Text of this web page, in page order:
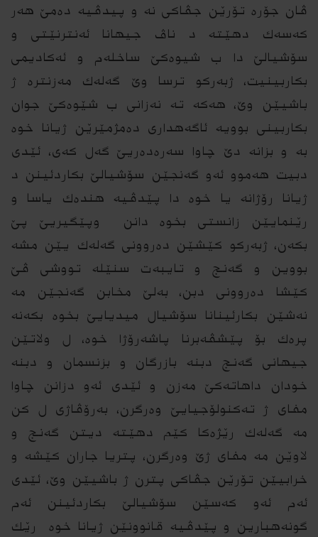
ڤان جۆره‌ تۆرێن جڤاكى نه‌ و پیدڤیه‌ ده‌مێ هه‌ر
كه‌سه‌ك دهێته‌ د ناڤ جیهانا ئه‌نترنێتى و
سۆشیالێ دا ب شیوه‌كێ ساخله‌م و ئه‌كادیمی
بكاربینیت، ژبه‌ركو ‌ترسا وێ گه‌له‌ك مه‌زنتره‌ ژ
باشیێن وێ، هه‌كه‌ ته‌ نه‌زانى ب شێوه‌كێ جوان
بكاربینى بوویه‌ ئاگه‌هدارى ده‌مژمێرێن ژیانا خوه‌
به‌ و بزانه‌ دێ چاوا سه‌ره‌ده‌ریێ گه‌ل كه‌ى، ئێدى
دبیت هه‌موو ئه‌و گه‌نجێن سۆشیالێ بكاردئینن د
ژیانا رۆژانه ‌یا خوه‌ دا پێدڤیه‌ هنده‌ك یاسا و
رێنمایێن زانستى بخوه‌ دانن وپێگیریێ پێ
بكه‌ن، ژبه‌ركو كێشێن ده‌روونى گه‌له‌ك یێن مشه‌
بووین و گه‌نج و تایبه‌ت سنێله‌ تووشى ڤێ
كێشا ده‌روونى دبن، به‌لێ مخابن گه‌نجێن مه‌
نه‌شێن بكارئینانا سۆشیال میدیایێ بخوه‌ بكه‌نه‌
پره‌ك بۆ پێشڤه‌برنا پاشه‌رۆژا خوه‌، ل ولاتێن
جیهانی گه‌نج دبنه‌ بازرگان و بزنسمان و دبنه‌
خودان داهاته‌كێ مه‌زن و ئێدى ئه‌و دزانن چا‌وا
مفاى ژ ته‌كنولۆجیایێ وه‌رگرن، به‌رۆڤاژى ل كن
مه‌ گه‌له‌ك رێژه‌كا كێم دهێته‌ دیتن گه‌نج و
لاوێن مه‌ مفاى ژێ وه‌رگرن، پتریا جاران كێشه‌ و
خرابیێن تۆرێن جڤاكى پترن ژ باشیێن وێ، ئێدى
ئه‌م ئه‌و كه‌سێن سۆشیالێ بكاردئینن ئه‌م
گونه‌هبارین و پێدڤیه‌ قانوونێن ژیانا خوه‌ رێك